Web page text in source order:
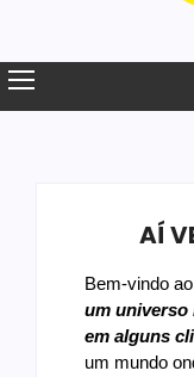
AÍ
Bem-vindo
um universo
em alguns
um mundo